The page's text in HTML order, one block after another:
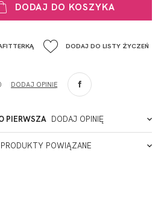
DODAJ DO KOSZYKA
DODAJ DO LISTY ŻYCZEŃ
DODAJ OPINIĘ
PIERWSZA DODAJ OPINIĘ
naszym produktem? Zostaw opinię
PRODUKTY POWIĄZANE